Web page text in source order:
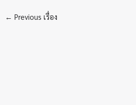
← Previous เรื่อง